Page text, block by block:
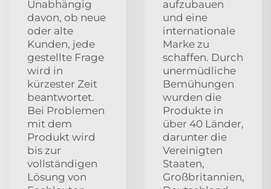
Unabhängig
davon, ob neue
oder alte
Kunden, jede
gestellte Frage
wird in
kürzester Zeit
beantwortet.
Bei Problemen
mit dem
Produkt wird
bis zur
vollständigen
Lösung von
aufzubauen
und eine
internationale
Marke zu
schaffen. Durch
unermüdliche
Bemühungen
wurden die
Produkte in
über 40 Länder,
darunter die
Vereinigten
Staaten,
Großbritannien,